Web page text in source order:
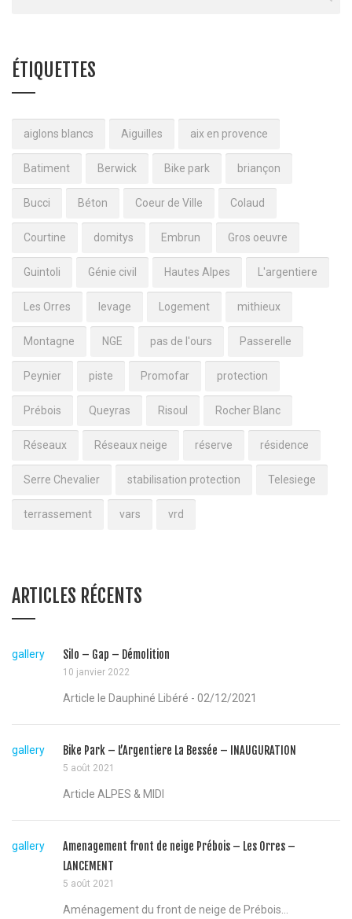
ÉTIQUETTES
aiglons blancs Aiguilles aix en provence
Batiment Berwick Bike park briançon
Bucci Béton Coeur de Ville Colaud
Courtine domitys Embrun Gros oeuvre
Guintoli Génie civil Hautes Alpes L'argentiere
Les Orres levage Logement mithieux
Montagne NGE pas de l'ours Passerelle
Peynier piste Promofar protection
Prébois Queyras Risoul Rocher Blanc
Réseaux Réseaux neige réserve résidence
Serre Chevalier stabilisation protection Telesiege
terrassement vars vrd
ARTICLES RÉCENTS
gallery Silo – Gap – Démolition
10 janvier 2022
Article le Dauphiné Libéré - 02/12/2021
gallery Bike Park – L’Argentiere La Bessée – INAUGURATION
5 août 2021
Article ALPES & MIDI
gallery
Amenagement front de neige Prébois – Les Orres –
LANCEMENT
5 août 2021
Aménagement du front de neige de Prébois...